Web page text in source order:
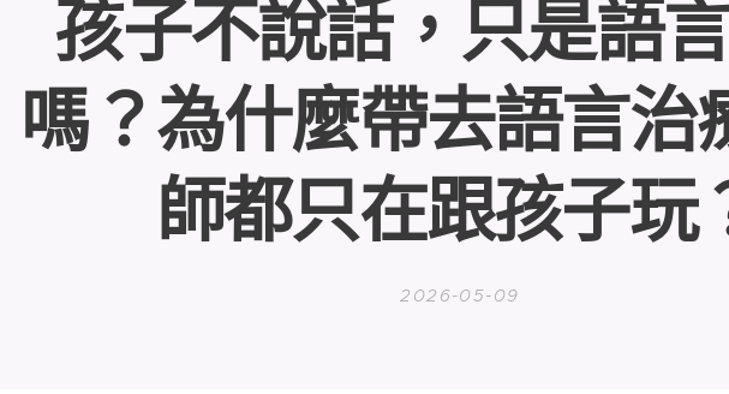
孩子不說話，只是語
嗎？為什麼帶去語言治
師都只在跟孩子玩
2026-05-09